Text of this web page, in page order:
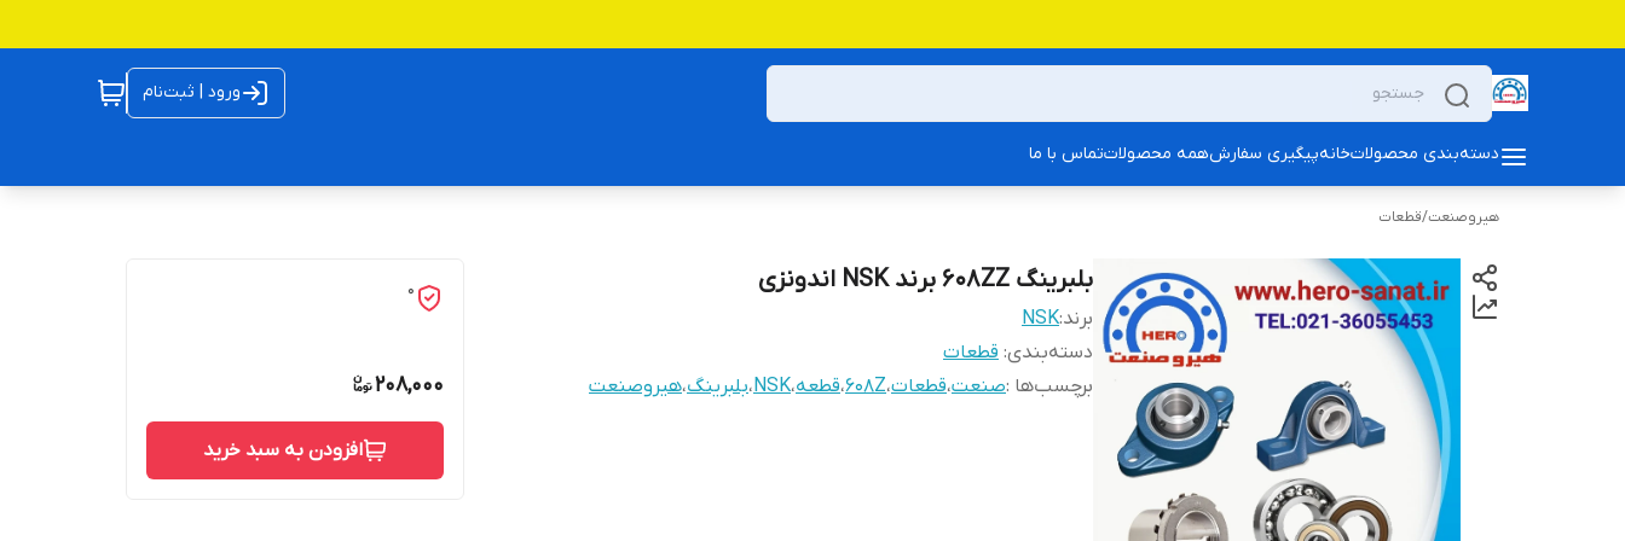
ورود | ثبت‌نام
دسته‌بندی محصولاتخانهپیگیری سفارشهمه محصولاتتماس با ما
هیروصنعت/قطعات
بلبرینگ 608ZZ برند NSK اندونزی
برند:NSK
دسته‌بندی: قطعات
برچسب‌ها :صنعت،قطعات،608Z،قطعه،NSK،بلبرینگ،هیروصنعت
0
208,000
افزودن به سبد خرید